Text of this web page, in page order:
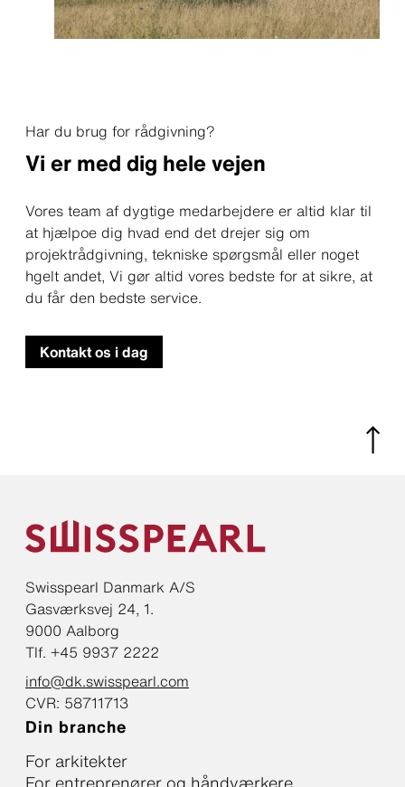
Har du brug for rådgivning?
Vi er med dig hele vejen
Vores team af dygtige medarbejdere er altid klar til
at hjælpoe dig hvad end det drejer sig om
projektrådgivning, tekniske spørgsmål eller noget
hgelt andet, Vi gør altid vores bedste for at sikre, at
du får den bedste service.
Kontakt os i dag
Swisspearl Danmark A/S
Gasværksvej 24, 1.
9000 Aalborg
Tlf. +45 9937 2222
info@dk.swisspearl.com
CVR: 58711713
Din branche
For arkitekter